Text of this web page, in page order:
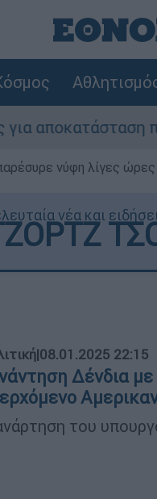
πριν τις βροχές
νύφη λίγες ώρες
νέα και
|08.01.2025 22:15
Δένδια με
του